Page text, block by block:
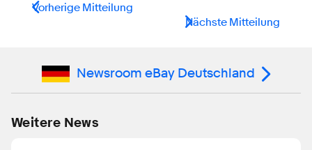
Vorherige Mitteilung
Nächste Mitteilung
Newsroom eBay Deutschland
Weitere News